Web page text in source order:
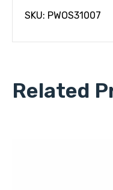
SKU: PWOS31007
Related